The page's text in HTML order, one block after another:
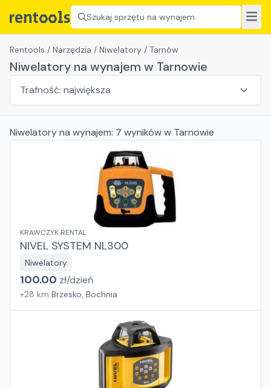
Szukaj sprzętu na wynajem
Rentools / Narzędzia / Niwelatory / Tarnów
Niwelatory na wynajem w Tarnowie
Niwelatoryna wynajem: 7 wynikóww Tarnowie
KRAWCZYK RENTAL
NIVEL SYSTEM NL300
Niwelatory
100.00 zł/dzień
+28 km Brzesko, Bochnia